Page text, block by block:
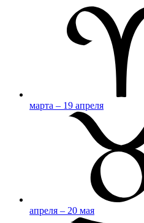
марта – 19 апреля
апреля – 20 мая